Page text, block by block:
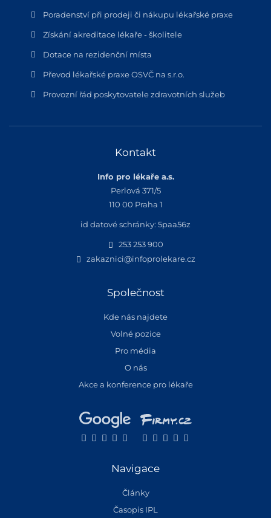
Poradenství při prodeji či nákupu lékařské praxe
Získání akreditace lékaře - školitele
Dotace na rezidenční místa
Převod lékařské praxe OSVČ na s.r.o.
Provozní řád poskytovatele zdravotních služeb
Kontakt
Info pro lékaře a.s.
Perlová 371/5
110 00 Praha 1
id datové schránky: 5paa56z
253 253 900
zakaznici@infoprolekare.cz
Společnost
Kde nás najdete
Volné pozice
Pro média
O nás
Akce a konference pro lékaře
Navigace
Články
Časopis IPL